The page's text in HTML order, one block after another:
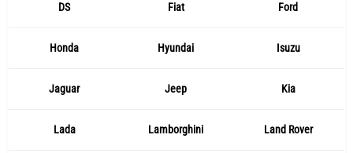
DS Fiat Ford
Honda Hyundai Isuzu
Jaguar Jeep Kia
Lada Lamborghini Land Rover